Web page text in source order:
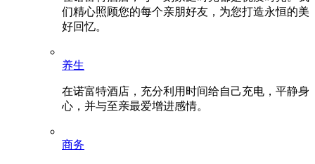
们精心照顾您的每个亲朋好友，为您打造永恒的美
好回忆。
养生
在诺富特酒店，充分利用时间给自己充电，平静身
心，并与至亲最爱增进感情。
商务